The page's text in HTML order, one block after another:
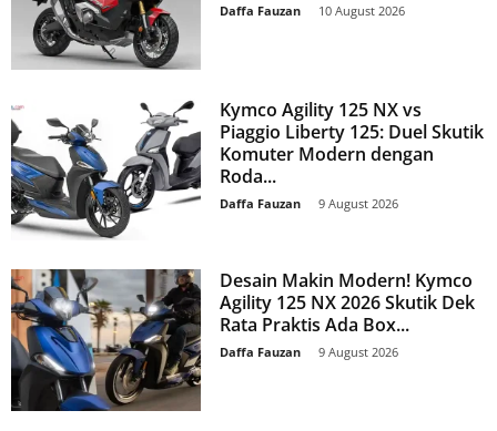
Daffa Fauzan 10 August 2026
Kymco Agility 125 NX vs
Piaggio Liberty 125: Duel Skutik
Komuter Modern dengan
Roda...
Daffa Fauzan 9 August 2026
Desain Makin Modern! Kymco
Agility 125 NX 2026 Skutik Dek
Rata Praktis Ada Box...
Daffa Fauzan 9 August 2026